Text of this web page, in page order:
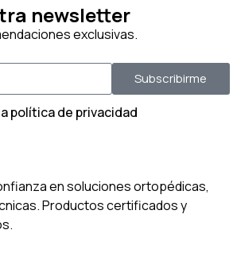
newsletter
exclusivas.
política de privacidad
Subscribirme
en soluciones ortopédicas,
Productos certificados y